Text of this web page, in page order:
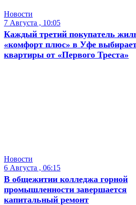
Новости
7 Августа , 10:05
Каждый третий покупатель
«комфорт плюс» в Уфе
квартиры от «Первого Треста»
Новости
6 Августа , 06:15
В общежитии колледжа горной
промышленности завершается
капитальный ремонт